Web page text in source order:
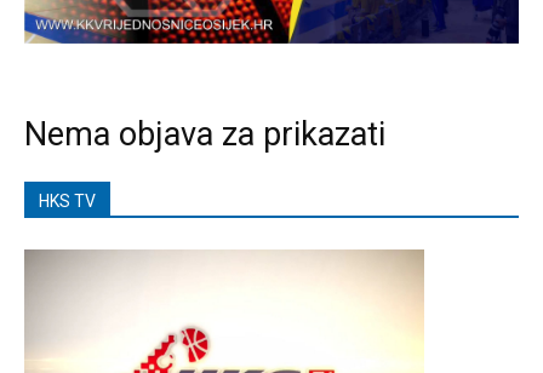
Nema objava za prikazati
HKS TV